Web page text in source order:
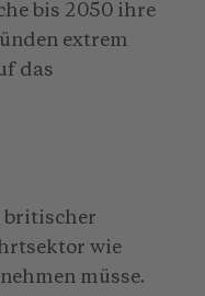
bis 2050 ihre
extrem
das
britischer
wie
müsse.